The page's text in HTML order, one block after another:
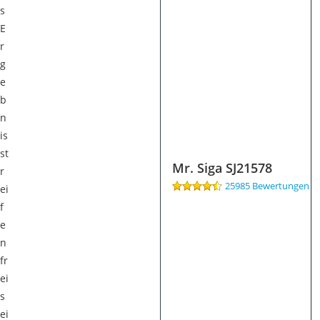
s
E
r
g
e
b
n
is
st
r
ei
f
e
n
fr
ei
s
ei
Mr. Siga SJ21578
25985 Bewertungen